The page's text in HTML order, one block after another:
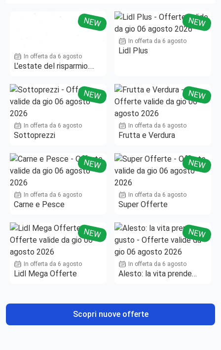
NEW
In offerta da 6 agosto
L'estate del risparmio.
NEW
In offerta da 6 agosto
Lidl Plus
NEW
In offerta da 6 agosto
Sottoprezzi
NEW
In offerta da 6 agosto
Frutta e Verdura
NEW
In offerta da 6 agosto
Carne e Pesce
NEW
In offerta da 6 agosto
Super Offerte
NEW
In offerta da 6 agosto
Lidl Mega Offerte
NEW
In offerta da 6 agosto
Alesto: la vita prende
Scopri nuove offerte